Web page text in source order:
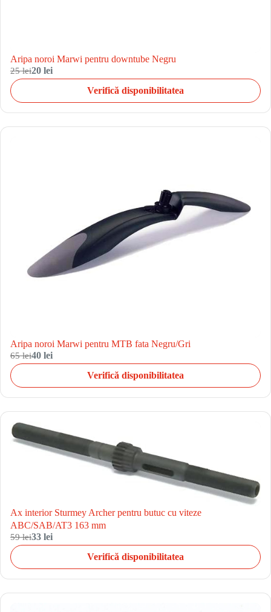
Aripa noroi Marwi pentru downtube Negru
25 lei20 lei
Verifică disponibilitatea
Aripa noroi Marwi pentru MTB fata Negru/Gri
65 lei40 lei
Verifică disponibilitatea
Ax interior Sturmey Archer pentru butuc cu viteze
ABC/SAB/AT3 163 mm
59 lei33 lei
Verifică disponibilitatea